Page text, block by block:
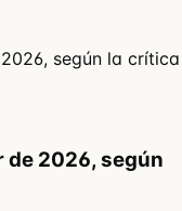
de 2026, según